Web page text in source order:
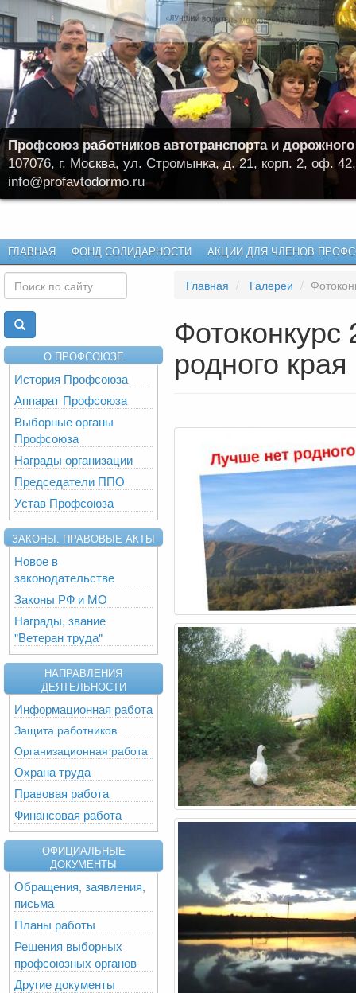
Профсоюз работников автотранспорта и
107076, г. Москва, ул. Стромынка, д. 21, корп. 2, оф.
info@profavtodormo.ru
ГЛАВНАЯ ФОНД СОЛИДАРНОСТИ АКЦИИ ДЛЯ ЧЛЕНОВ
О ПРОФСОЮЗЕ
История Профсоюза
Аппарат Профсоюза
Выборные органы
Профсоюза
Награды организации
Председатели ППО
Устав Профсоюза
ЗАКОНЫ. ПРАВОВЫЕ АКТЫ
Новое в
законодательстве
Законы РФ и МО
Награды, звание
"Ветеран труда"
НАПРАВЛЕНИЯ
ДЕЯТЕЛЬНОСТИ
Информационная работа
Защита работников
Организационная работа
Охрана труда
Правовая работа
Финансовая работа
ОФИЦИАЛЬНЫЕ
ДОКУМЕНТЫ
Обращения, заявления,
письма
Планы работы
Решения выборных
профсоюзных органов
Другие документы
Главная Галереи
родного края